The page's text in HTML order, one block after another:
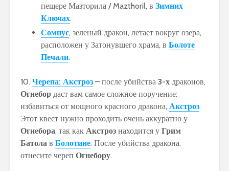
пещере Мазторила / Mazthoril, в Зимних
Ключах.
Сомнус, зеленый дракон, летает вокруг озера,
расположен у Затонувшего храма, в Болоте
Печали.
10. Черепа: Акстроз – после убийства 3-х драконов,
Огнебор даст вам самое сложное поручение:
избавиться от мощного красного дракона, Акстроз.
Этот квест нужно проходить очень аккуратно у
Огнебора, так как Акстроз находится у Грим
Батола в Болотине. После убийства дракона,
отнесите череп Огнебору.